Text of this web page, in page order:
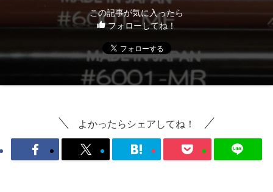
この記事が気に入ったら
フォローしてね！
よかったらシェアしてね！